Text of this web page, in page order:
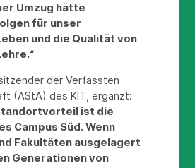
Umzug hätte
für unser
und die Qualität von
der Verfassten
(AStA) des KIT, ergänzt:
ist die
Campus Süd. Wenn
Fakultäten ausgelagert
Generationen von